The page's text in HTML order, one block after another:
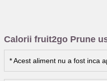
Calorii fruit2go Prune
* Acest aliment nu a fost inca